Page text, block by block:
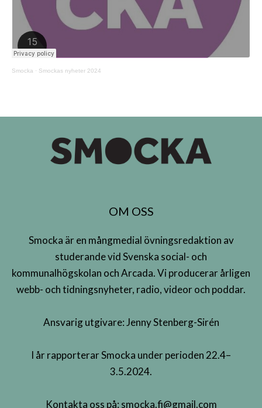
Smocka · Smockas nyheter 2024
OM OSS
Smocka är en mångmedial övningsredaktion av
studerande vid Svenska social- och
kommunalhögskolan och Arcada. Vi producerar årligen
webb- och tidningsnyheter, radio, videor och poddar.
Ansvarig utgivare: Jenny Stenberg-Sirén
I år rapporterar Smocka under perioden 22.4–
3.5.2024.
Kontakta oss på: smocka.fi@gmail.com